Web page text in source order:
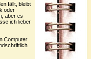
fällt, bleibt
oder
aber es
ich lieber
Computer